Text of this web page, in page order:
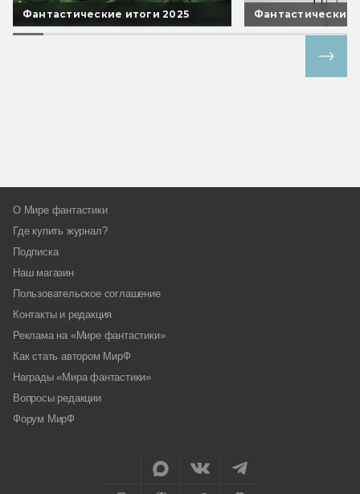
Фантастические итоги 2025 Фантастические
О Мире фантастики
Где купить журнал?
Подписка
Наш магазин
Пользовательское соглашение
Контакты и редакция
Реклама на «Мире фантастики»
Как стать автором МирФ
Награды «Мира фантастики»
Вопросы редакции
Форум МирФ